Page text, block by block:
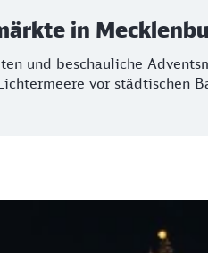
in
und beschauliche
vor städtischen